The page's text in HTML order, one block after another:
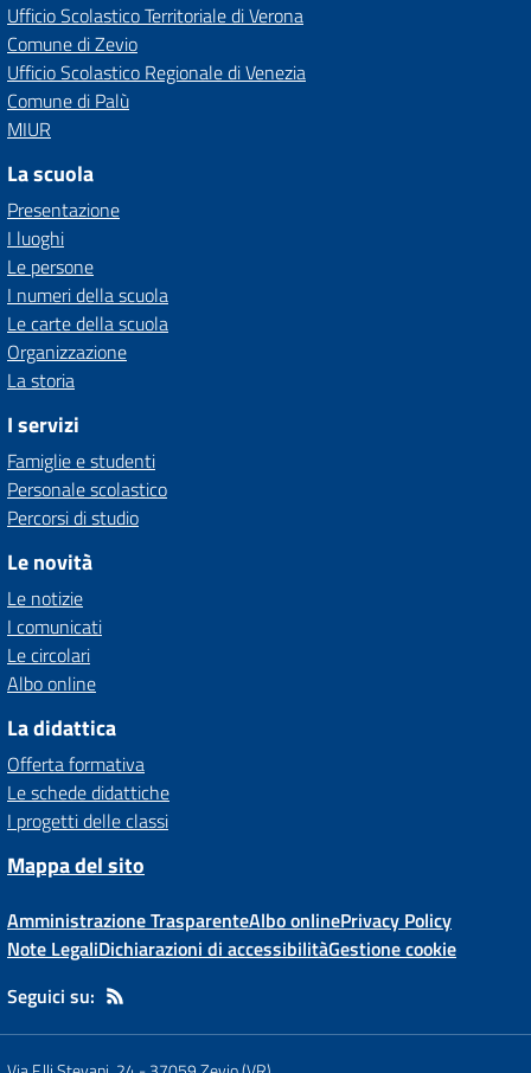
Ufficio Scolastico Territoriale di Verona
Comune di Zevio
Ufficio Scolastico Regionale di Venezia
Comune di Palù
MIUR
La scuola
Presentazione
I luoghi
Le persone
I numeri della scuola
Le carte della scuola
Organizzazione
La storia
I servizi
Famiglie e studenti
Personale scolastico
Percorsi di studio
Le novità
Le notizie
I comunicati
Le circolari
Albo online
La didattica
Offerta formativa
Le schede didattiche
I progetti delle classi
Mappa del sito
Amministrazione TrasparenteAlbo onlinePrivacy Policy
Note LegaliDichiarazioni di accessibilitàGestione cookie
Seguici su: